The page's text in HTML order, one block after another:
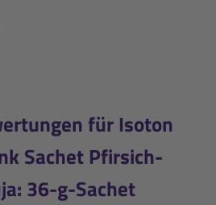
für Isoton
Sachet Pfirsich-
36-g-Sachet